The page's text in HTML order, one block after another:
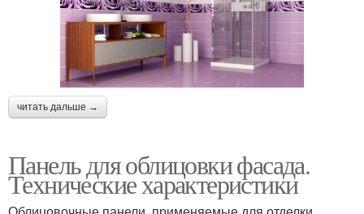
читать дальше →
Панель для облицовки фасада.
Технические характеристики